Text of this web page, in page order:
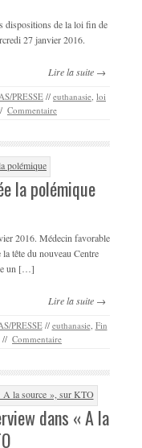
dispositions de la loi fin de
27 janvier 2016.
Lire la suite →
PRESSE// euthanasie loi
Commentaire
la polémique
2016. Médecin favorable
tête du nouveau Centre
un […]
Lire la suite →
PRESSE // euthanasie, Fin
// Commentaire
dans « A la